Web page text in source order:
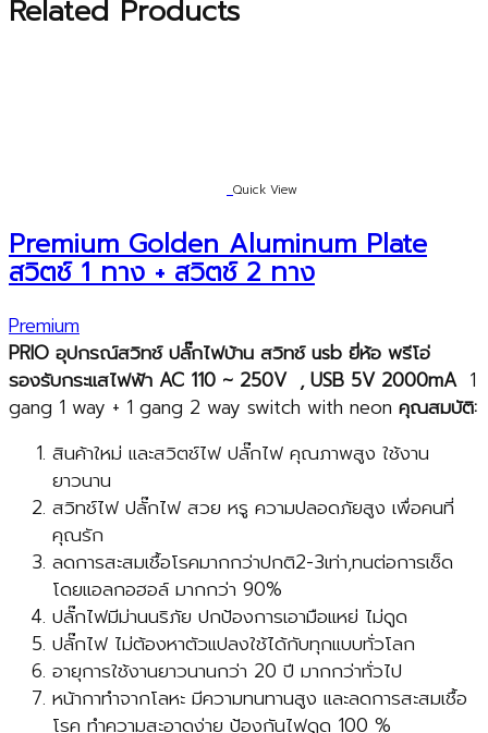
Related Products
Quick View
Premium Golden Aluminum Plate
สวิตช์ 1 ทาง + สวิตช์ 2 ทาง
Premium
PRIO อุปกรณ์สวิทช์ ปลั๊กไฟบ้าน สวิทช์usb ยี่ห้อ พรีโอ่
รองรับกระแสไฟฟ้า AC 110 ~ 250V , USB 5V 2000mA 1
gang 1 way + 1 gang 2 way switch with neon คุณสมบัติ:
สินค้าใหม่ และสวิตช์ไฟ ปลั๊กไฟ คุณภาพสูง ใช้งาน
ยาวนาน
สวิทช์ไฟ ปลั๊กไฟ สวย หรู ความปลอดภัยสูง เพื่อคนที่
คุณรัก
ลดการสะสมเชื้อโรคมากกว่าปกติ2-3เท่า,ทนต่อการเช็ด
โดยแอลกอฮอล์ มากกว่า 90%
ปลั๊กไฟมีม่านนริภัย ปกป้องการเอามือแหย่ ไม่ดูด
ปลั๊กไฟ ไม่ต้องหาตัวแปลงใช้ได้กับทุกแบบทั่วโลก
อายุการใช้งานยาวนานกว่า 20 ปี มากกว่าทั่วไป
หน้ากาทำจากโลหะ มีความทนทานสูง และลดการสะสมเชื้อ
โรค ทำความสะอาดง่าย ป้องกันไฟดูด 100 %